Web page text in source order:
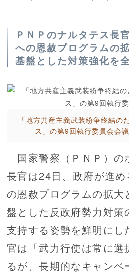
ＰＮＰのナルタテス長
への恩赦プログラムの
基盤とした対策強化を
「地方共産主義武装紛争終結の
ス」の第9回執行委員会会
国家警察（ＰＮＰ）の
長官は24日、政府が進
の恩赦プログラムの拡大
盤とした反政府勢力対策
支持する姿勢を鮮明にし
官は「武力行使は常に選
るが、長期的なキャンペ